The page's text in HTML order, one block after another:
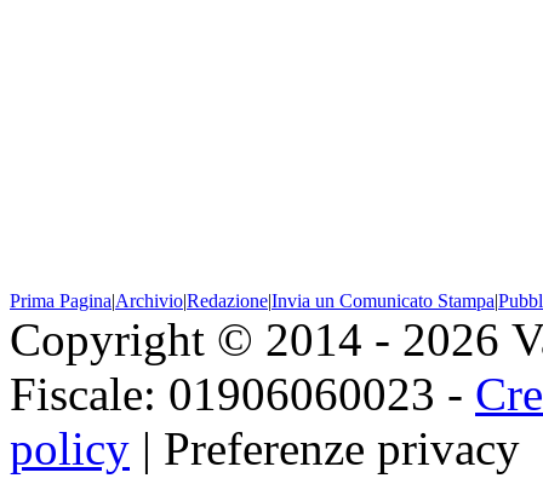
Prima Pagina|Archivio|Redazione|Invia un Comunicato Stampa|
Copyright © 2014 - 2026
Fiscale: 01906060023 -
policy | Preferenze privacy